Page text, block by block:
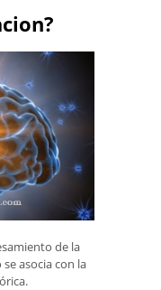
de la
asocia con la